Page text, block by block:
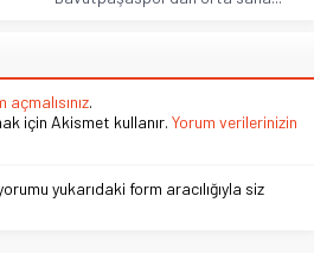
açmalısınız.
için Akismet kullanır. Yorum verilerinizin
yukarıdaki form aracılığıyla siz